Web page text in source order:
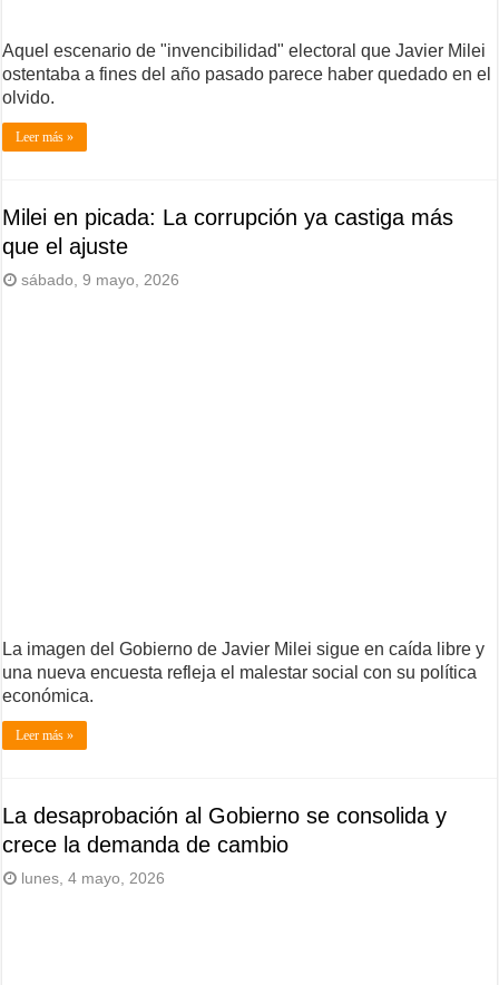
Aquel escenario de "invencibilidad" electoral que Javier Milei
ostentaba a fines del año pasado parece haber quedado en el
olvido.
Leer más »
Milei en picada: La corrupción ya castiga más
que el ajuste
sábado, 9 mayo, 2026
La imagen del Gobierno de Javier Milei sigue en caída libre y
una nueva encuesta refleja el malestar social con su política
económica.
Leer más »
La desaprobación al Gobierno se consolida y
crece la demanda de cambio
lunes, 4 mayo, 2026